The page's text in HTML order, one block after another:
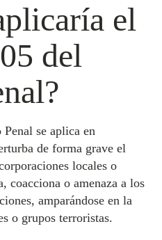
el
del
se aplica en
de forma grave el
locales o
coacciona o amenaza a los
amparándose en la
o grupos terroristas.